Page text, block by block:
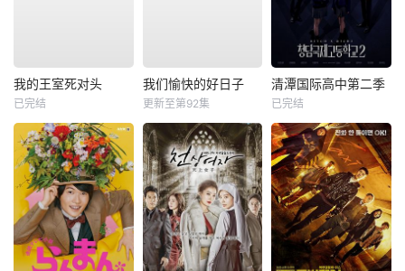
我的王室死对头
已完结
我们愉快的好日子
更新至第92集
清潭国际高中第二季
已完结